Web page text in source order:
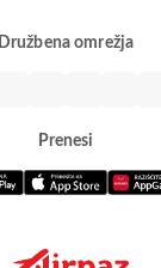
Družbena omrežja
Prenesi